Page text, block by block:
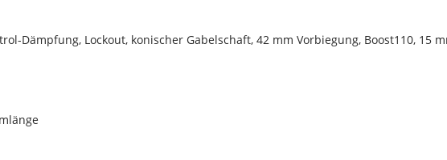
Dämpfung, Lockout, konischer Gabelschaft, 42 mm Vorbiegung, Boost110, 15